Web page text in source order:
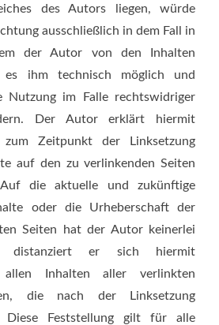
des Autors liegen, würde
ausschließlich in dem Fall in
der Autor von den Inhalten
ihm technisch möglich und
Nutzung im Falle rechtswidriger
Der Autor erklärt hiermit
zum Zeitpunkt der Linksetzung
auf den zu verlinkenden Seiten
die aktuelle und zukünftige
oder die Urheberschaft der
Seiten hat der Autor keinerlei
distanziert er sich hiermit
Inhalten aller verlinkten
die nach der Linksetzung
Diese Feststellung gilt für alle